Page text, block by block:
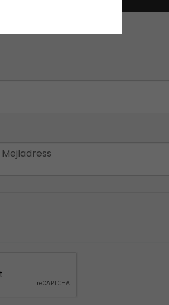
email
Mejladress